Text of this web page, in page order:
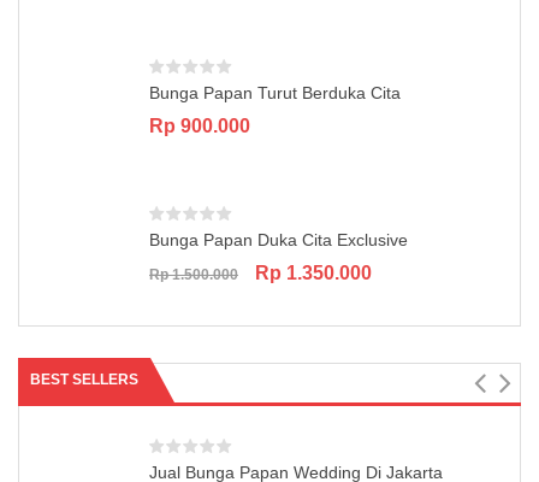
Bunga Papan Turut Berduka Cita
Rp 900.000
Bunga Papan Duka Cita Exclusive
Rp1.500.000
Original
Rp 1.350.000Current
BEST SELLERS
Jual Bunga Papan Wedding Di Jakarta